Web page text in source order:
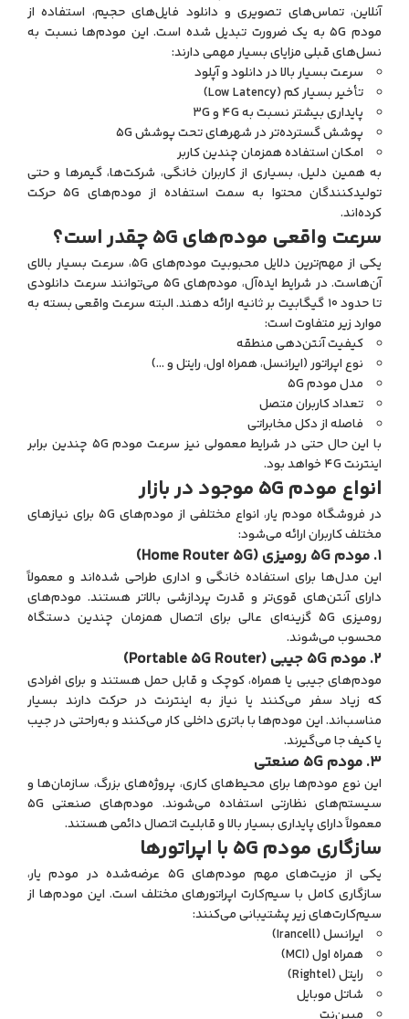
آنلاین، تماس‌های تصویری و دانلود فایل‌های حجیم، استفاده از
مودم 5G به یک ضرورت تبدیل شده است. این مودم‌ها نسبت به
نسل‌های قبلی مزایای بسیار مهمی دارند:
سرعت بسیار بالا در دانلود و آپلود
تأخیر بسیار کم (Low Latency)
پایداری بیشتر نسبت به 4G و 3G
پوشش گسترده‌تر در شهرهای تحت پوشش 5G
امکان استفاده همزمان چندین کاربر
به همین دلیل، بسیاری از کاربران خانگی، شرکت‌ها، گیمرها و حتی
تولیدکنندگان محتوا به سمت استفاده از مودم‌های 5G حرکت
کرده‌اند.
سرعت واقعی مودم‌های 5G چقدر است؟
یکی از مهم‌ترین دلایل محبوبیت مودم‌های 5G، سرعت بسیار بالای
آن‌هاست. در شرایط ایده‌آل، مودم‌های 5G می‌توانند سرعت دانلودی
تا حدود 10 گیگابیت بر ثانیه ارائه دهند. البته سرعت واقعی بسته به
موارد زیر متفاوت است:
کیفیت آنتن‌دهی منطقه
نوع اپراتور (ایرانسل، همراه اول، رایتل و …)
مدل مودم 5G
تعداد کاربران متصل
فاصله از دکل مخابراتی
با این حال حتی در شرایط معمولی نیز سرعت مودم 5G چندین برابر
اینترنت 4G خواهد بود.
انواع مودم 5G موجود در بازار
در فروشگاه مودم یار، انواع مختلفی از مودم‌های 5G برای نیازهای
مختلف کاربران ارائه می‌شود:
1. مودم 5G رومیزی (Home Router 5G)
این مدل‌ها برای استفاده خانگی و اداری طراحی شده‌اند و معمولاً
دارای آنتن‌های قوی‌تر و قدرت پردازشی بالاتر هستند. مودم‌های
رومیزی 5G گزینه‌ای عالی برای اتصال همزمان چندین دستگاه
محسوب می‌شوند.
2. مودم 5G جیبی (Portable 5G Router)
مودم‌های جیبی یا همراه، کوچک و قابل حمل هستند و برای افرادی
که زیاد سفر می‌کنند یا نیاز به اینترنت در حرکت دارند بسیار
مناسب‌اند. این مودم‌ها با باتری داخلی کار می‌کنند و به‌راحتی در جیب
یا کیف جا می‌گیرند.
3. مودم 5G صنعتی
این نوع مودم‌ها برای محیط‌های کاری، پروژه‌های بزرگ، سازمان‌ها و
سیستم‌های نظارتی استفاده می‌شوند. مودم‌های صنعتی 5G
معمولاً دارای پایداری بسیار بالا و قابلیت اتصال دائمی هستند.
سازگاری مودم 5G با اپراتورها
یکی از مزیت‌های مهم مودم‌های 5G عرضه‌شده در مودم یار،
سازگاری کامل با سیم‌کارت اپراتورهای مختلف است. این مودم‌ها از
سیم‌کارت‌های زیر پشتیبانی می‌کنند:
ایرانسل (Irancell)
همراه اول (MCI)
رایتل (Rightel)
شاتل موبایل